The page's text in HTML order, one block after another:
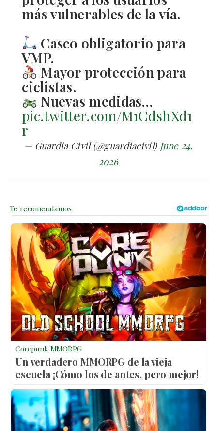
más vulnerables de la vía.
Casco obligatorio para
VMP.
Mayor protección para
ciclistas.
Nuevas medidas…
pic.twitter.com/M1CdshXd1
r
— Guardia Civil (@guardiacivil) June 24,
2026
Corepunk MMORPG
Un verdadero MMORPG de la vieja
escuela ¡Cómo los de antes, pero mejor!